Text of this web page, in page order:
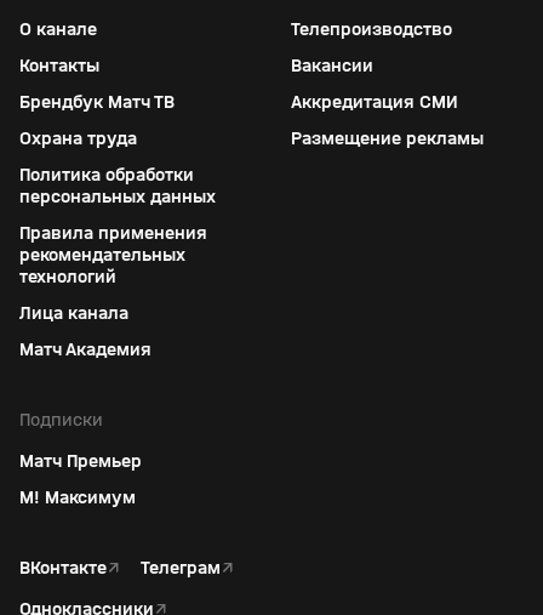
О канале
Контакты
Брендбук Матч ТВ
Охрана труда
Политика обработки
персональных данных
Правила применения
рекомендательных
технологий
Лица канала
Матч Академия
Телепроизводство
Вакансии
Аккредитация СМИ
Размещение рекламы
Подписки
Матч Премьер
М! Максимум
ВКонтакте↗ Телеграм↗
Одноклассники↗